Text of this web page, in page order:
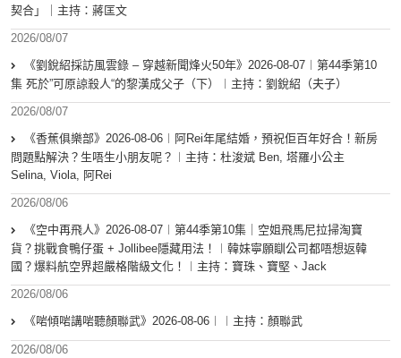
契合」｜主持：蔣匡文
2026/08/07
《劉銳紹採訪風雲錄 – 穿越新聞烽火50年》2026-08-07︱第44季第10
集 死於”可原諒殺人“的黎漢成父子（下）︱主持：劉銳紹（夫子）
2026/08/07
《香蕉俱樂部》2026-08-06︱阿Rei年尾結婚，預祝佢百年好合！新房
問題點解決？生唔生小朋友呢？︱主持：杜浚斌 Ben, 塔羅小公主
Selina, Viola, 阿Rei
2026/08/06
《空中再飛人》2026-08-07︱第44季第10集｜空姐飛馬尼拉掃淘寶
貨？挑戰食鴨仔蛋 + Jollibee隱藏用法！︱韓妹寧願瞓公司都唔想返韓
國？爆料航空界超嚴格階級文化！︱主持：寶珠、寶堅、Jack
2026/08/06
《啱傾啱講啱聽顏聯武》2026-08-06︱︱主持：顏聯武
2026/08/06